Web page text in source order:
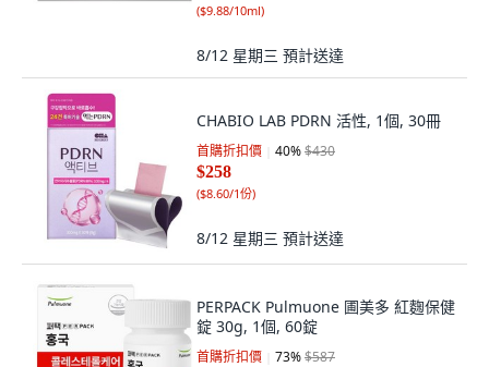
($9.88/10ml)
8/12 星期三 預計送達
CHABIO LAB PDRN 活性, 1個, 30冊
首購折扣價 40%$430
$258
($8.60/1份)
8/12 星期三 預計送達
PERPACK Pulmuone 圃美多 紅麴保健
錠 30g, 1個, 60錠
首購折扣價 73%$587